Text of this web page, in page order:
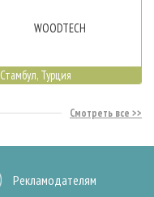
WOODTECH
Стамбул, Турция
Смотреть все
Рекламодателям